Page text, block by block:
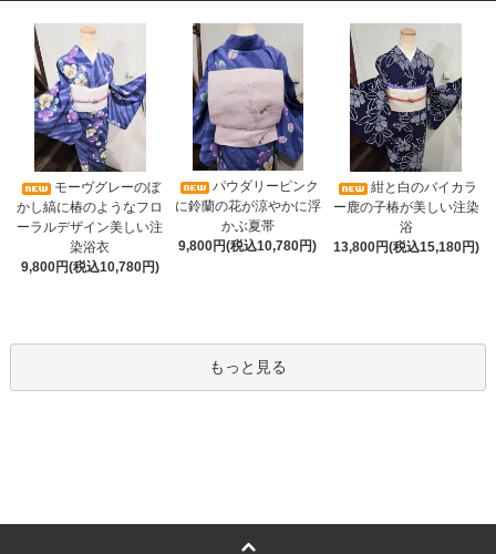
モーヴグレーのぼ
かし縞に椿のようなフロ
ーラルデザイン美しい注
染浴衣
9,800円(税込10,780円)
パウダリーピンク
に鈴蘭の花が涼やかに浮
かぶ夏帯
9,800円(税込10,780円)
紺と白のバイカラ
ー鹿の子椿が美しい注染
浴
13,800円(税込15,180円)
もっと見る